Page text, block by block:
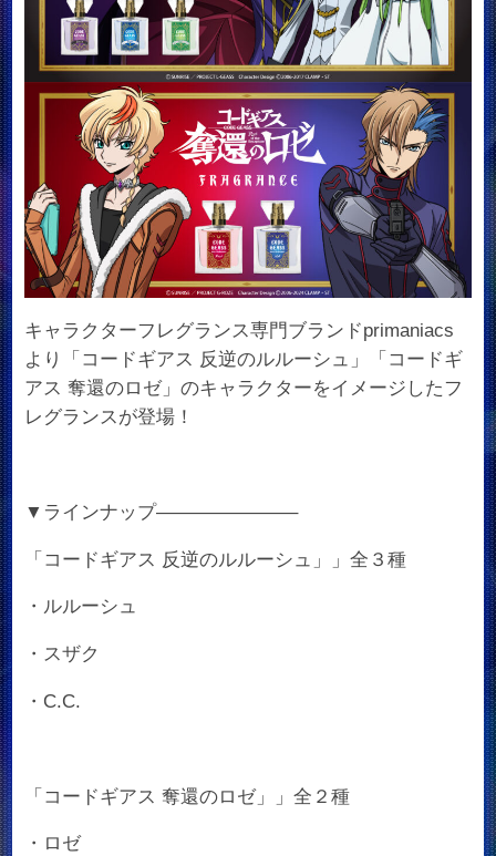
キャラクターフレグランス専門ブランドprimaniacs
より「コードギアス 反逆のルルーシュ」「コードギ
アス 奪還のロゼ」のキャラクターをイメージしたフ
レグランスが登場！
▼ラインナップ———————–
「コードギアス 反逆のルルーシュ」」全３種
・ルルーシュ
・スザク
・C.C.
「コードギアス 奪還のロゼ」」全２種
・ロゼ